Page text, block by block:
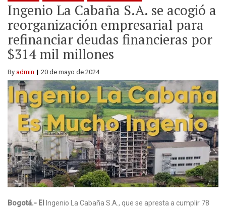
Ingenio La Cabaña S.A. se acogió a
reorganización empresarial para
refinanciar deudas financieras por
$314 mil millones
By admin 20 de mayo de 2024
Bogotá.- El
Ingenio La Cabaña S.A., que se apresta a cumplir 78